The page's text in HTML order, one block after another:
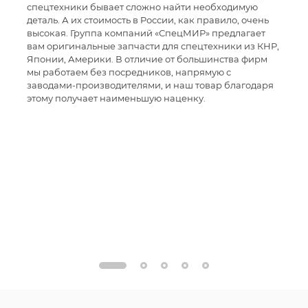
спецтехники бывает сложно найти необходимую
деталь. А их стоимость в России, как правило, очень
высокая. Группа компаний «СпецМИР» предлагает
вам оригинальные запчасти для спецтехники из КНР,
Японии, Америки. В отличие от большинства фирм
мы работаем без посредников, напрямую с
заводами-производителями, и наш товар благодаря
этому получает наименьшую наценку.